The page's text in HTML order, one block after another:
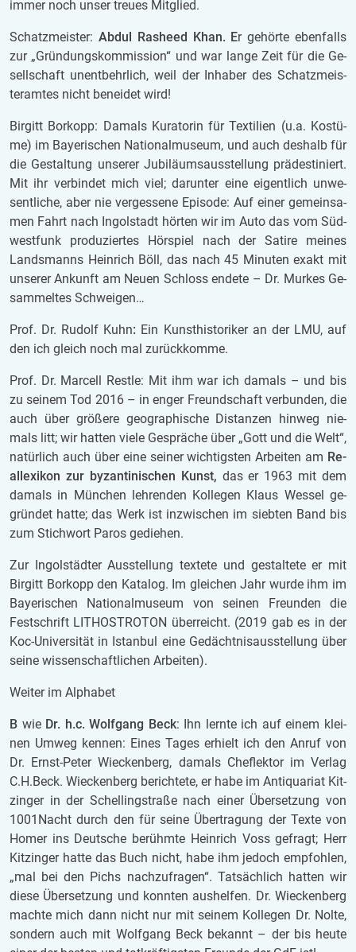
immer noch unser treu­es Mit­glied.
Schatz­meis­ter: Abdul Ras­heed Khan. Er ge­hör­te eben­falls
zur „Grün­dungs­kom­mis­si­on“ und war lange Zeit für die Ge­
sell­schaft un­ent­behr­lich, weil der In­ha­ber des Schatz­meis­
ter­am­tes nicht be­nei­det wird!
Bir­gitt Bor­kopp: Da­mals Ku­ra­to­rin für Tex­ti­li­en (u.a. Kos­tü­
me) im Bay­e­ri­schen Na­ti­o­nal­mu­se­um, und auch des­halb für
die Ge­stal­tung un­se­rer Ju­bi­lä­ums­aus­stel­lung prä­de­sti­niert.
Mit ihr ver­bin­det mich viel; dar­un­ter eine ei­gent­lich un­we­
sent­li­che, aber nie ver­ges­se­ne Epi­so­de: Auf einer ge­mein­sa­
men Fahrt nach In­gol­stadt hör­ten wir im Auto das vom Süd­
west­funk pro­du­zier­tes Hör­spiel nach der Sa­ti­re mei­nes
Lands­manns Hein­rich Böll, das nach 45 Mi­nu­ten exakt mit
un­se­rer An­kunft am Neuen Schloss en­de­te – Dr. Mur­kes Ge­
sam­mel­tes Schwei­gen…
Prof. Dr. Ru­dolf Kuhn: Ein Kunst­his­to­ri­ker an der LMU, auf
den ich gleich noch mal zu­rück­kom­me.
Prof. Dr. Mar­cell Rest­le: Mit ihm war ich da­mals – und bis
zu sei­nem Tod 2016 – in enger Freund­schaft ver­bun­den, die
auch über grö­ße­re geo­gra­phi­sche Di­stan­zen hin­weg nie­
mals litt; wir hat­ten viele Ge­sprä­che über „Gott und die Welt“,
na­tür­lich auch über eine sei­ner wich­tigs­ten Ar­bei­ten am Re­
al­le­xi­kon zur by­zan­ti­ni­schen Kunst, das er 1963 mit dem
da­mals in Mün­chen leh­ren­den Kol­le­gen Klaus Wes­sel ge­
grün­det hatte; das Werk ist in­zwi­schen im sieb­ten Band bis
zum Stich­wort Paros ge­die­hen.
Zur In­gol­städ­ter Aus­stel­lung tex­te­te und ge­stal­te­te er mit
Bir­gitt Bor­kopp den Ka­ta­log. Im glei­chen Jahr wurde ihm im
Bay­e­ri­schen Na­ti­o­nal­mu­se­um von sei­nen Freun­den die
Fest­schrift LI­THO­ST­RO­TON über­reicht. (2019 gab es in der
Koc-Uni­ver­si­tät in Is­tan­bul eine Ge­dächt­nis­aus­stel­lung über
seine wis­sen­schaft­li­chen Ar­bei­ten).
Wei­ter im Al­pha­bet
B wie Dr. h.c. Wolf­gang Beck: Ihn lern­te ich auf einem klei­
nen Umweg ken­nen: Eines Tages er­hielt ich den Anruf von
Dr. Ernst-Peter Wiec­ken­berg, da­mals Chef­lek­tor im Ver­lag
C.H.Beck. Wiec­ken­berg be­rich­te­te, er habe im An­ti­qua­ri­at Kit­
zin­ger in der Schel­lingstra­ße nach einer Über­set­zung von
1001Nacht durch den für seine Über­tra­gung der Texte von
Homer ins Deut­sche be­rühm­te Hein­rich Voss ge­fragt; Herr
Kit­zin­ger hatte das Buch nicht, habe ihm je­doch emp­foh­len,
„mal bei den Pichs nach­zu­fra­gen“. Tat­säch­lich hat­ten wir
diese Über­set­zung und konn­ten aus­hel­fen. Dr. Wiec­ken­berg
mach­te mich dann nicht nur mit sei­nem Kol­le­gen Dr. Nolte,
son­dern auch mit Wolf­gang Beck be­kannt – der bis heute